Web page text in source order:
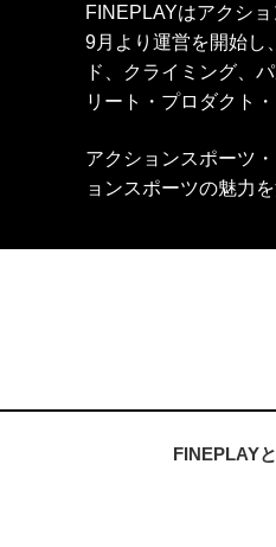
FINEPLAYはアクシ
9月より運営を開始し
ド、クライミング、
リート・プロダクト
アクションスポーツ
ョンスポーツの魅力
FINEPLAY